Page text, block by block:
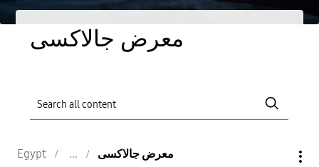
معرض جالاكسى
Egypt معرض جالاكسى